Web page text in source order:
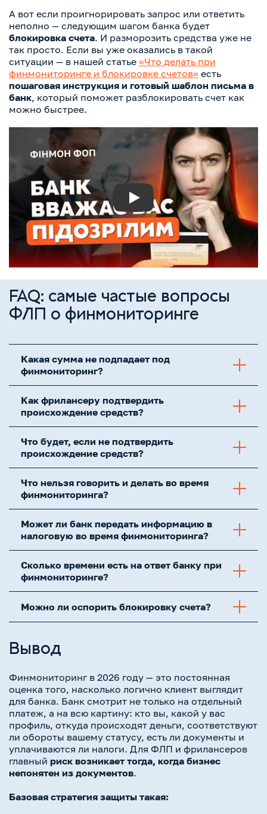
А вот если проигнорировать запрос или ответить
неполно — следующим шагом банка будет
блокировка счета. И разморозить средства уже не
так просто. Если вы уже оказались в такой
ситуации — в нашей статье «Что делать при
финмониторинге и блокировке счетов» есть
пошаговая инструкция и готовый шаблон письма в
банк, который поможет разблокировать счет как
можно быстрее.
Play
FAQ: самые частые вопросы
ФЛП о финмониторинге
Какая сумма не подпадает под
финмониторинг?
Как фрилансеру подтвердить
происхождение средств?
Что будет, если не подтвердить
происхождение средств?
Что нельзя говорить и делать во время
финмониторинга?
Может ли банк передать информацию в
налоговую во время финмониторинга?
Сколько времени есть на ответ банку при
финмониторинге?
Можно ли оспорить блокировку счета?
Вывод
Финмониторинг в 2026 году — это постоянная
оценка того, насколько логично клиент выглядит
для банка. Банк смотрит не только на отдельный
платеж, а на всю картину: кто вы, какой у вас
профиль, откуда происходят деньги, соответствуют
ли обороты вашему статусу, есть ли документы и
уплачиваются ли налоги. Для ФЛП и фрилансеров
главный риск возникает тогда, когда бизнес
непонятен из документов.
Базовая стратегия защиты такая: